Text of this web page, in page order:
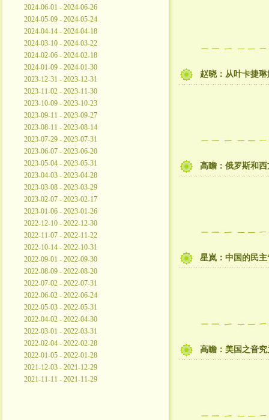
2024-06-01 - 2024-06-26
2024-05-09 - 2024-05-24
2024-04-14 - 2024-04-18
2024-03-10 - 2024-03-22
2024-02-06 - 2024-02-18
2024-01-09 - 2024-01-30
2023-12-31 - 2023-12-31
2023-11-02 - 2023-11-30
2023-10-09 - 2023-10-23
2023-09-11 - 2023-09-27
2023-08-11 - 2023-08-14
2023-07-29 - 2023-07-31
2023-06-07 - 2023-06-20
2023-05-04 - 2023-05-31
2023-04-03 - 2023-04-28
2023-03-08 - 2023-03-29
2023-02-07 - 2023-02-17
2023-01-06 - 2023-01-26
2022-12-10 - 2022-12-30
2022-11-07 - 2022-11-22
2022-10-14 - 2022-10-31
2022-09-01 - 2022-09-30
2022-08-09 - 2022-08-20
2022-07-02 - 2022-07-31
2022-06-02 - 2022-06-24
2022-05-03 - 2022-05-31
2022-04-02 - 2022-04-30
2022-03-01 - 2022-03-31
2022-02-04 - 2022-02-28
2022-01-05 - 2022-01-28
2021-12-03 - 2021-12-29
2021-11-11 - 2021-11-29
赵晓：从叶卡捷
高瞻：俄罗斯和
星岚：中国的民主
高瞻：美国之音